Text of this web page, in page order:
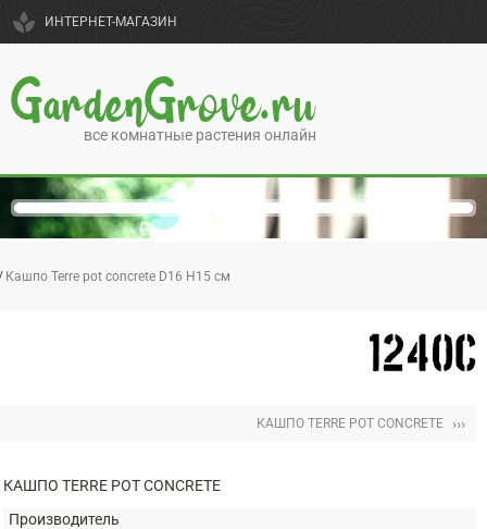
spa ИНТЕРНЕТ-МАГАЗИН
GardenGrove.ru
все комнатные растения онлайн
Кашпо Terre pot concrete D16 H15 см
КАШПО TERRE POT CONCRETE ›››
КАШПО TERRE POT CONCRETE
Производитель